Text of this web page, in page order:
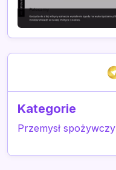
Kategorie
Przemysł spożywczy